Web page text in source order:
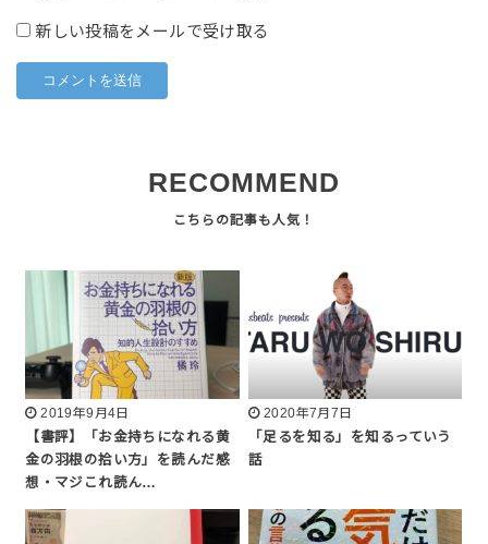
新しい投稿をメールで受け取る
RECOMMEND
2019年9月4日
【書評】「お金持ちになれる黄
金の羽根の拾い方」を読んだ感
想・マジこれ読ん…
2020年7月7日
「足るを知る」を知るっていう
話